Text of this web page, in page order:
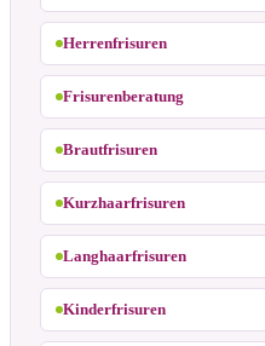
Herrenfrisuren
Frisurenberatung
Brautfrisuren
Kurzhaarfrisuren
Langhaarfrisuren
Kinderfrisuren